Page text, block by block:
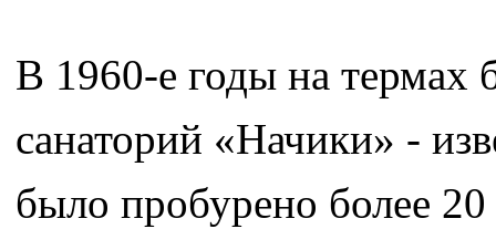
В 1960-е годы на термах
санаторий «Начики» -
было пробурено более